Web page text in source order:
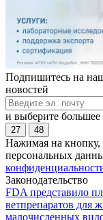
Подпишитесь на
новостей
и выберите большее
27 48
Нажимая на кнопку,
персональных
Законодательство
FDA представило
ветпрепаратов для
малочисленных